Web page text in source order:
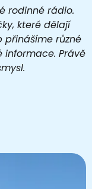
rodinné rádio.
které dělají
přinášíme různé
informace. Právě